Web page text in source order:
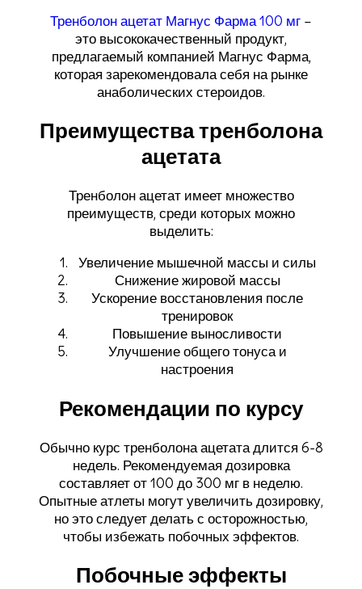
Тренболон ацетат Магнус Фарма 100 мг –
это высококачественный продукт,
предлагаемый компанией Магнус Фарма,
которая зарекомендовала себя на рынке
анаболических стероидов.
Преимущества тренболона
ацетата
Тренболон ацетат имеет множество
преимуществ, среди которых можно
выделить:
Увеличение мышечной массы и силы
Снижение жировой массы
Ускорение восстановления после
тренировок
Повышение выносливости
Улучшение общего тонуса и
настроения
Рекомендации по курсу
Обычно курс тренболона ацетата длится 6-8
недель. Рекомендуемая дозировка
составляет от 100 до 300 мг в неделю.
Опытные атлеты могут увеличить дозировку,
но это следует делать с осторожностью,
чтобы избежать побочных эффектов.
Побочные эффекты